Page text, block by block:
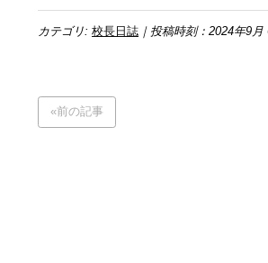
カテゴリ: 校長日誌 ｜投稿時刻：2024年9月
«前の記事